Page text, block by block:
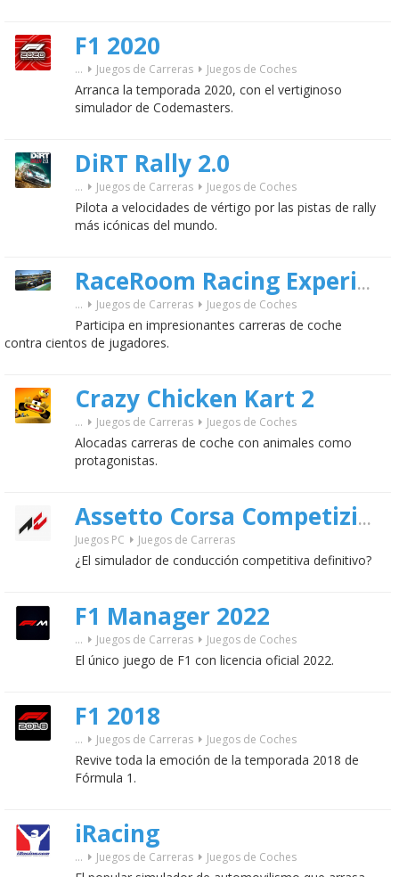
F1 2020
... Juegos de Carreras Juegos de Coches
Arranca la temporada 2020, con el vertiginoso
simulador de Codemasters.
DiRT Rally 2.0
... Juegos de Carreras Juegos de Coches
Pilota a velocidades de vértigo por las pistas de rally
más icónicas del mundo.
RaceRoom Racing Experience
... Juegos de Carreras Juegos de Coches
Participa en impresionantes carreras de coche
contra cientos de jugadores.
Crazy Chicken Kart 2
... Juegos de Carreras Juegos de Coches
Alocadas carreras de coche con animales como
protagonistas.
Assetto Corsa Competizione
Juegos PC Juegos de Carreras
¿El simulador de conducción competitiva definitivo?
F1 Manager 2022
... Juegos de Carreras Juegos de Coches
El único juego de F1 con licencia oficial 2022.
F1 2018
... Juegos de Carreras Juegos de Coches
Revive toda la emoción de la temporada 2018 de
Fórmula 1.
iRacing
... Juegos de Carreras Juegos de Coches